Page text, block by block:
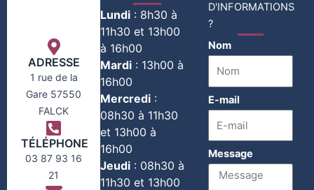
ADRESSE
1 rue de la
Gare 57550
FALCK
TÉLÉPHONE
03 87 93 16
21
Lundi : 8h30 à
11h30 et 13h00
à 16h00
Mardi : 13h00 à
16h00
Mercredi :
08h30 à 11h30
et 13h00 à
16h00
Jeudi : 08h30 à
11h30 et 13h00
D'INFORMATIONS
?
Nom
E-mail
Message